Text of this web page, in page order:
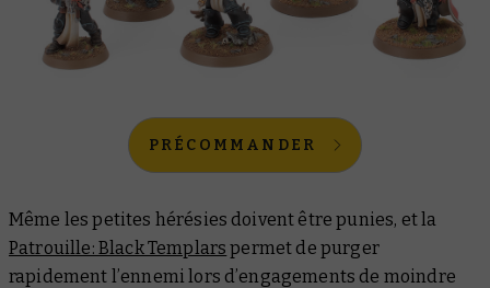
PRÉCOMMANDER
Même les petites hérésies doivent être punies, et la
Patrouille: Black Templars permet de purger
rapidement l’ennemi lors d’engagements de moindre